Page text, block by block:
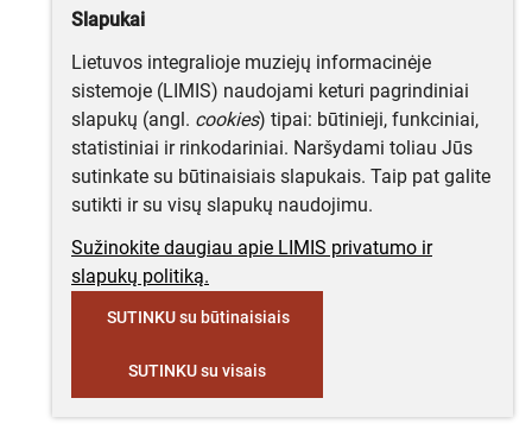
Slapukai
Lietuvos integralioje muziejų informacinėje
sistemoje (LIMIS) naudojami keturi pagrindiniai
slapukų (angl. cookies) tipai: būtinieji, funkciniai,
statistiniai ir rinkodariniai. Naršydami toliau Jūs
sutinkate su būtinaisiais slapukais. Taip pat galite
sutikti ir su visų slapukų naudojimu.
Sužinokite daugiau apie LIMIS privatumo ir
slapukų politiką.
SUTINKU su būtinaisiais
SUTINKU su visais